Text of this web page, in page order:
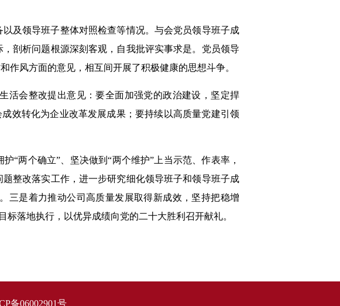
及领导班子整体对照检查等情况。与会党员领导班子成
剖析问题根源深刻客观，自我批评实事求是。党员领导
风方面的意见，相互间开展了积极健康的思想斗争。
会整改提出意见：要全面加强党的政治建设，坚定捍
效转化为企业改革发展成果；要持续以高质量党建引领
两个确立”、坚决做到“两个维护”上当示范、作表率，
整改落实工作，进一步研究细化领导班子和领导班子成
三是着力推动公司高质量发展取得新成效，坚持把稳增
落地执行，以优异成绩向党的二十大胜利召开献礼。
备06002901号